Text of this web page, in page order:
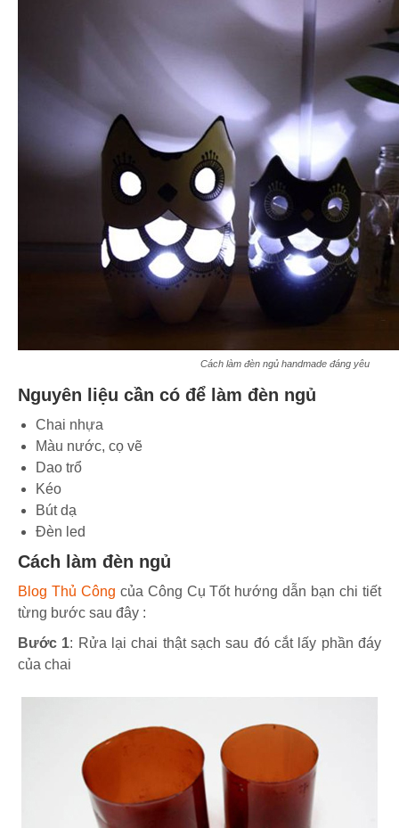
Cách làm đèn ngủ handmade đáng yêu
Nguyên liệu cần có để làm đèn ngủ
Chai nhựa
Màu nước, cọ vẽ
Dao trổ
Kéo
Bút dạ
Đèn led
Cách làm đèn ngủ
Blog Thủ Công của Công Cụ Tốt hướng dẫn bạn chi tiết
từng bước sau đây :
Bước 1: Rửa lại chai thật sạch sau đó cắt lấy phần đáy
của chai